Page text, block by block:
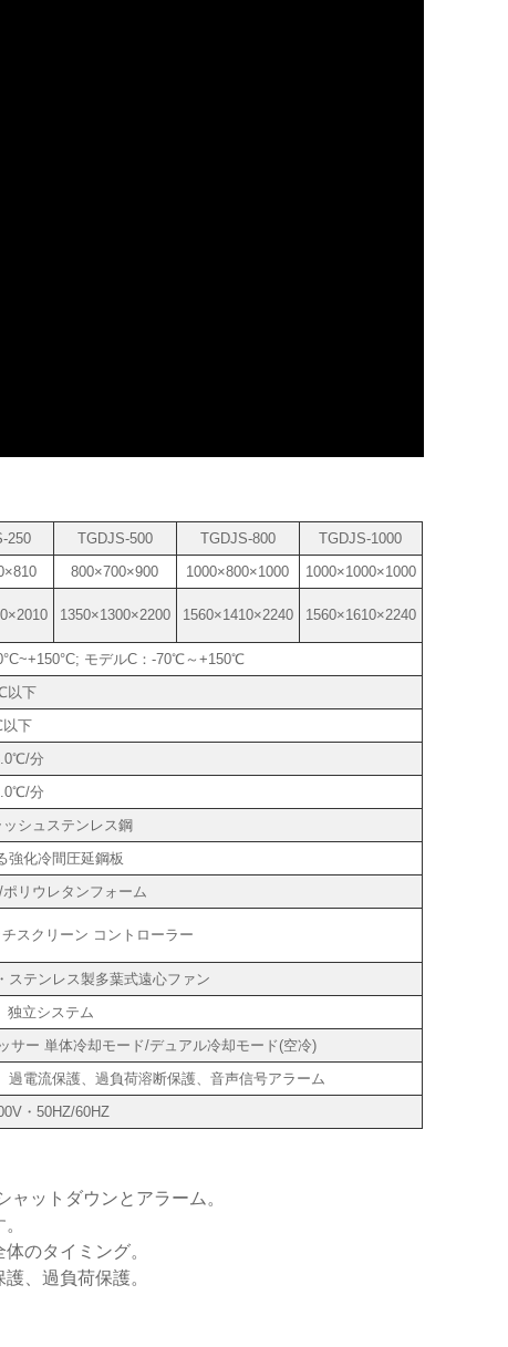
250 TGDJS-500 TGDJS-800
TGDJS-1000
800×700×900 1000×800×1000
1000×1000×1000
1350×1300×2200 1560×1410×2240 1560×1610×2240
モデルC：-70℃～+150℃
以下
下
分
分
シュステンレス鋼
強化冷間圧延鋼板
リウレタンフォーム
スクリーン コントローラー
ステンレス製多葉式遠心ファン
独立システム
サー 単体冷却モード/デュアル冷却モード(空冷)
電流保護、過負荷溶断保護、音声信号アラーム
・50HZ/60HZ
ットダウンとアラーム。
のタイミング。
、過負荷保護。